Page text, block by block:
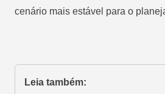
cenário mais estável para o
Leia também: